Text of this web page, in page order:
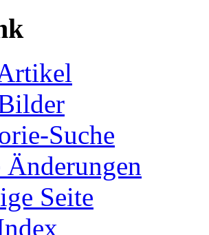
Suche
Änderungen
Seite